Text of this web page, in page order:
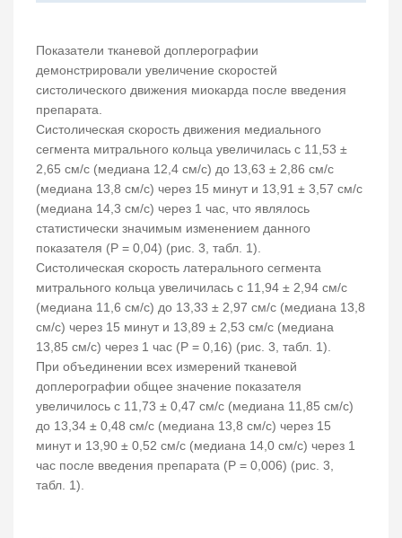
Показатели тканевой доплерографии
демонстрировали увеличение скоростей
систолического движения миокарда после введения
препарата.
Систолическая скорость движения медиального
сегмента митрального кольца увеличилась с 11,53 ±
2,65 см/с (медиана 12,4 см/с) до 13,63 ± 2,86 см/с
(медиана 13,8 см/с) через 15 минут и 13,91 ± 3,57 см/с
(медиана 14,3 см/с) через 1 час, что являлось
статистически значимым изменением данного
показателя (Р = 0,04) (рис. 3, табл. 1).
Систолическая скорость латерального сегмента
митрального кольца увеличилась с 11,94 ± 2,94 см/с
(медиана 11,6 см/с) до 13,33 ± 2,97 см/с (медиана 13,8
см/с) через 15 минут и 13,89 ± 2,53 см/с (медиана
13,85 см/с) через 1 час (Р = 0,16) (рис. 3, табл. 1).
При объединении всех измерений тканевой
доплерографии общее значение показателя
увеличилось с 11,73 ± 0,47 см/с (медиана 11,85 см/с)
до 13,34 ± 0,48 см/с (медиана 13,8 см/с) через 15
минут и 13,90 ± 0,52 см/с (медиана 14,0 см/с) через 1
час после введения препарата (Р = 0,006) (рис. 3,
табл. 1).